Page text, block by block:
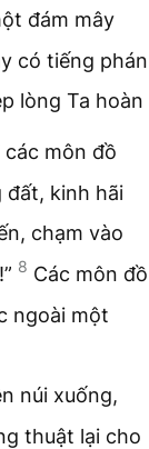
đám mây
có tiếng phán
lòng Ta hoàn
các môn đồ
đất, kinh hãi
chạm vào
8 Các môn đồ
ngoài một
núi xuống,
thuật lại cho